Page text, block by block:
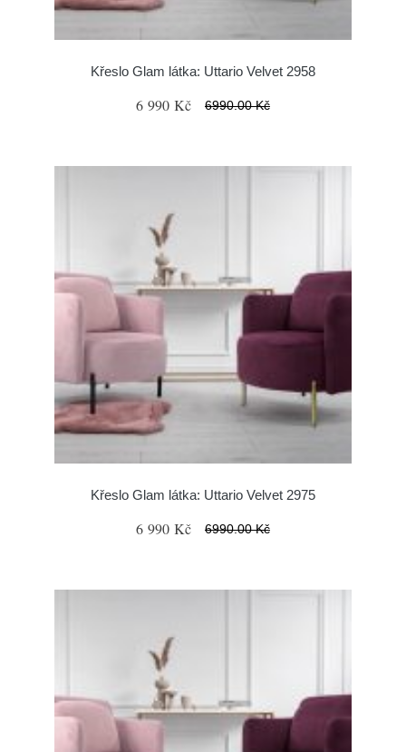
Křeslo Glam látka: Uttario Velvet 2958
6 990 Kč 6990.00 Kč
Křeslo Glam látka: Uttario Velvet 2975
6 990 Kč 6990.00 Kč